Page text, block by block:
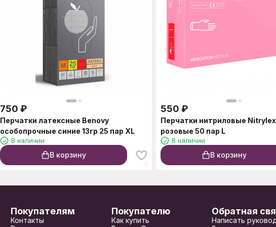
750 ₽
Перчатки латексные Benovy
особопрочные синие 13гр 25 пар XL
В наличии
В корзину
550 ₽
Перчатки нитриловые Nitrylex
розовые 50 пар L
В наличии
В корзину
Покупателям
Контакты
Покупателю
Как купить
Обратная
Написать